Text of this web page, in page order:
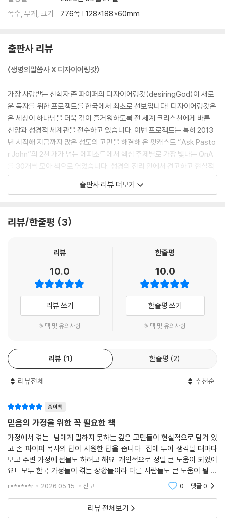
27 자녀를 어떻게 축복해 줄 수 있을까요?
28 자녀에게 유산을 남겨야 할까요?
나가는 글: 우리 가정을 위해 무엇을 기도해야 할까요?
『존 파이퍼 신앙 상담소 : 가정』
들어가는 글: 행복한 결혼 생활을 위한 우선순위가 무엇인가요?
PART 1 관계: 깨어진 마음의 질문에 답하다
1 상처가 많은 가정에서 자라도 괜찮을까요?
2 가족을 어떻게 용서해야 할까요?
3 존경스럽지 않은 부모님을 어떻게 공경할 수 있을까요?
4 신앙이 없는 가족과 어떻게 살아야 할까요?
5 회개하지 않는 가족을 어떻게 대해야 할까요?
6 이혼이 고민될 때, 어떻게 해야 할까요?
PART 2 언약: 흔들리는 사랑과 헌신의 질문에 답하다
9 어려운 결혼 생활 속에서도 소망을 가질 수 있을까요?
10 사랑이 식으면 어떻게 해야 하나요?
11 배우자가 깊이 우울해할 때 어떻게 해야 하나요?
13 나이 들어가는 배우자를 어떻게 사랑하면 좋을까요?
PART 3 부르심: 소명과 삶의 질문에 답하다
15 자녀가 없는 가정에는 어떤 소망이 있나요?
16 학위를 마칠 때까지 자녀 계획을 미뤄도 될까요?
17 일과 자녀 양육에 밀린 부부 관계를 어떻게 회복할까요?
19 자녀를 망칠까 봐 두려운데 어떻게 해야 할까요?
20 자녀의 믿음은 부모에게 달려 있을까요?
21 자녀가 믿지 않아 낙심될 때 어떻게 해야 할까요?
22 자녀의 성 정체성, 부모가 어떻게 이끌어야 할까요?
23 자녀의 훈육은 누가 맡아야 할까요?
24 어린 자녀에게 고통을 어떻게 설명해야 할까요?
25 어린 자녀에게 지옥을 어떻게 설명해야 할까요?
26 십대 자녀를 둔 아버지는 어떤 역할을 해야 할까요?
쪽수, 무게, 크기
776쪽 | 128*188*60mm
출판사 리뷰
〈생명의말씀사 X 디자이어링갓〉
가장 사랑받는 신학자 존 파이퍼의 디자이어링갓(desiringGod)이 새로
운 독자를 위한 프로젝트를 한국에서 최초로 선보입니다! 디자이어링갓은
온 세상이 하나님을 더욱 깊이 즐거워하도록 전 세계 크리스천에게 바른
신앙과 성경적 세계관을 전수하고 있습니다. 이번 프로젝트는 특히 2013
년 시작해 지금까지 많은 성도의 고민을 해결해 온 팟캐스트 “Ask Pasto
r John”의 2천 개가 넘는 에피소드에서 핵심 주제별로 가장 빛나는 QnA
를 30개씩 모아 책으로 엮었습니다. 성경의 진리 안에서 견고하고 현실적
인 위로와 방향을 제시하는 존 파이퍼의 특별한 조언을 만나는 기회를 놓
앞에서 답을 찾습니다. 그런데 성경은 우리 삶에서 일어나는 모든 일에 대
용해야 할지 막연하기만 합니다.
이 책에는 세계적으로 존경받는 탁월한 신학자이자, 33년간 목회 현장에
서 교회를 섬겨온 존 파이퍼의 진리를 향한 사랑과 성도를 향한 사랑이 모
두 담겨 있습니다. 어디서도, 누구에게도 쉽사리 꺼낼 수 없던 성도들의 마
힘을, 그리고 당신을 사랑하는 하나님을 발견해 보세요.
▣ 사연 05. 비극 이후에 어떻게 일상으로 돌아갈 수 있나요?
니다. 남편이 떠난 후, 저는 삶의 목적을 전혀 찾을 수 없습니다. 어떻게 계
속 살아가야 합니까? 설교를 들으려 하고 성경을 읽으려 해도, 아무것도
들어오지 않습니다.”
▣ 사연 18. 제가 우울증에 걸린 걸까요?
“저는 원래 낙관적이고 활발한 편입니다. 그런데 최근에는 아침마다 침대
에서 일어나기가 괴로울 정도로 큰 싸움을 하고 있습니다. 저는 신학대 학
생으로, 하나님이 가르쳐 주시는 모든 교훈에 매우 감사하지만, 수업에 가
기가 두렵습니다. 하나님이 저의 힘이 되어 주시기를 계속 기도하겠지만,
출판사 리뷰 더보기
리뷰/한줄평 3
리뷰
10.0
리뷰 쓰기
혜택 및 유의사항
한줄평
10.0
한줄평 쓰기
혜택 및 유의사항
리뷰 1 한줄평 2
리뷰전체 추천순
종이책
믿음의 가정을 위한 꼭 필요한 책
가정에서 겪는.. 남에게 말하지 못하는 깊은 고민들이 현실적으로 담겨 있
고 존 파이퍼 목사의 답이 시원한 답을 줍니다.. 집에 두어 생각날 때마다
보고 주변 가정에 선물도 하려고 해요. 개인적으로 정말 큰 도움이 되었어
요! 모두 한국 가정들이 겪는 상황들이라 다른 사람들도 큰 도움이 될 것
r******r 2026.05.15. 신고 0 댓글0
리뷰 전체보기